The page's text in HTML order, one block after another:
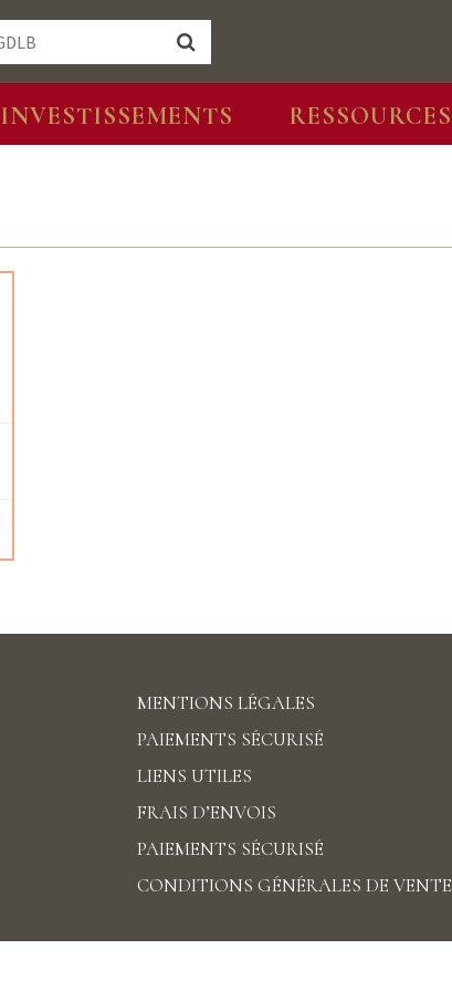
INVESTISSEMENTS RESSOURCES
MENTIONS LÉGALES
PAIEMENTS SÉCURISÉ
LIENS UTILES
FRAIS D’ENVOIS
PAIEMENTS SÉCURISÉ
CONDITIONS GÉNÉRALES DE VENTE